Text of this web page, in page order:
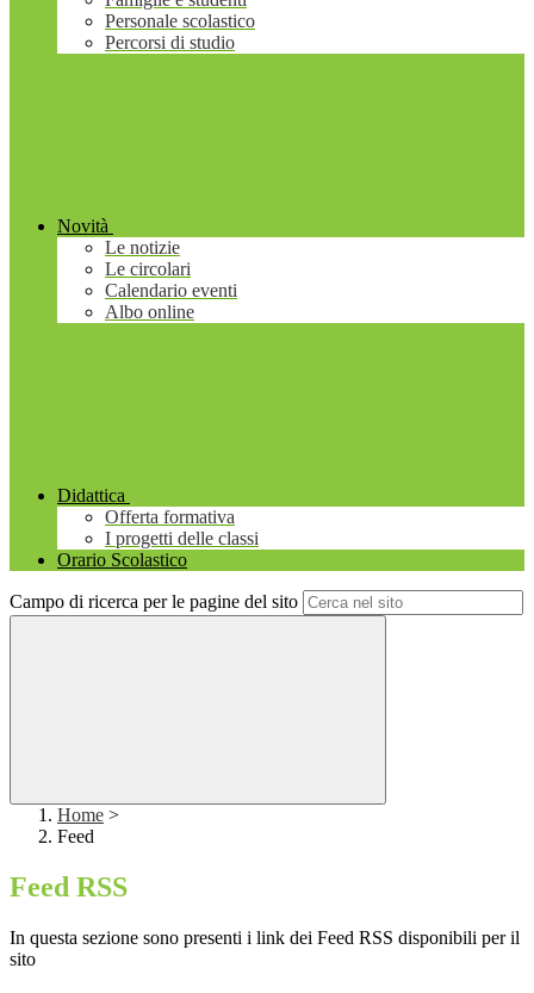
Personale scolastico
Percorsi di studio
Novità
Le notizie
Le circolari
Calendario eventi
Albo online
Didattica
Offerta formativa
I progetti delle classi
Orario Scolastico
Campo di ricerca per le pagine del sito
Home >
Feed
Feed RSS
In questa sezione sono presenti i link dei Feed RSS disponibili per il
sito